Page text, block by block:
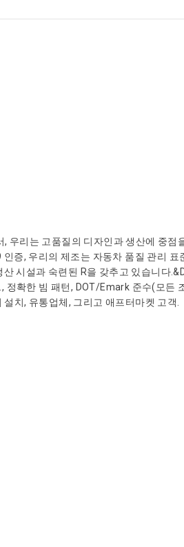
우리는 고품질의 디자인과 생산에 중
증, 우리의 제조는 자동차 품질 관리
시설과 숙련된 R을 갖추고 있습니다
정확한 빔 패턴, DOT/Emark 준수(모든
치, 유통업체, 그리고 애프터마켓 고객.